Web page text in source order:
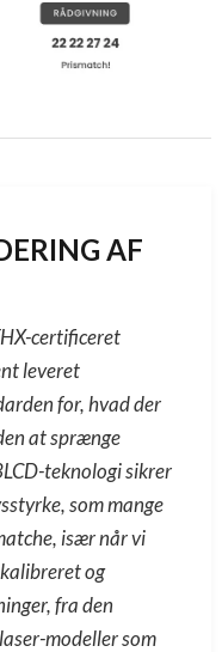
AF
certificeret
leveret
for, hvad der
at sprænge
teknologi sikrer
som mange
især når vi
og
fra den
modeller som